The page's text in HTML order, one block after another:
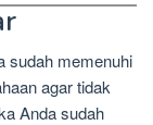
sudah memenuhi
agar tidak
Anda sudah